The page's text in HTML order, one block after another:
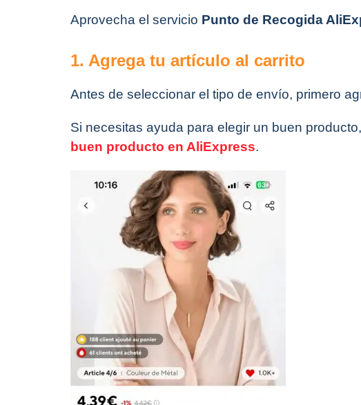
Aprovecha el servicio Punto de Recogida
1. Agrega tu artículo al carrito
Antes de seleccionar el tipo de envío, primero
Si necesitas ayuda para elegir un buen
buen producto en AliExpress.